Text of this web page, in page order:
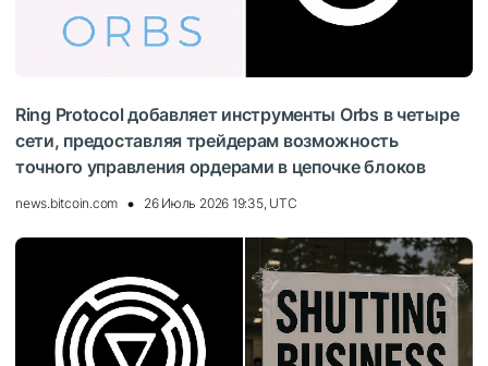
Ring Protocol добавляет инструменты Orbs в четыре
сети, предоставляя трейдерам возможность
точного управления ордерами в цепочке блоков
news.bitcoin.com 26 Июль 2026 19:35, UTC